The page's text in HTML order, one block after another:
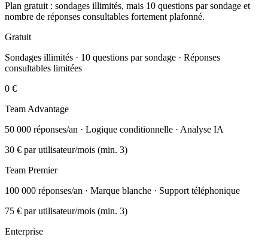
Plan gratuit : sondages illimités, mais 10 questions par sondage et
nombre de réponses consultables fortement plafonné.
Gratuit
Sondages illimités · 10 questions par sondage · Réponses
consultables limitées
0 €
Team Advantage
50 000 réponses/an · Logique conditionnelle · Analyse IA
30 € par utilisateur/mois (min. 3)
Team Premier
100 000 réponses/an · Marque blanche · Support téléphonique
75 € par utilisateur/mois (min. 3)
Enterprise